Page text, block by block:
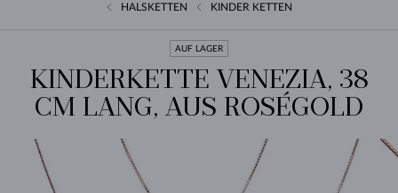
HALSKETTEN KINDER KETTEN
AUF LAGER
KINDERKETTE VENEZIA, 38
CM LANG, AUS ROSÉGOLD